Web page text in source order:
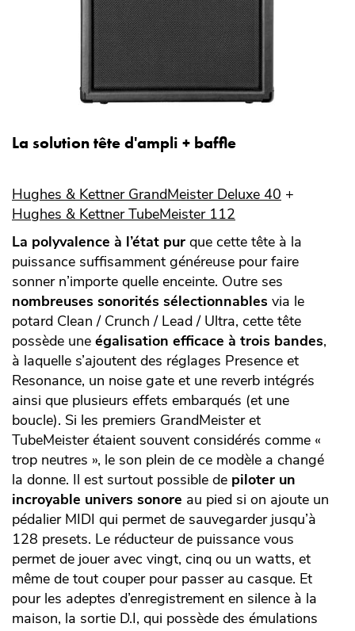
La solution tête d'ampli + baffle
Hughes & Kettner GrandMeister Deluxe 40 +
Hughes & Kettner TubeMeister 112
La polyvalence à l’état pur que cette tête à la
puissance suffisamment généreuse pour faire
sonner n’importe quelle enceinte. Outre ses
nombreuses sonorités sélectionnables via le
potard Clean / Crunch / Lead / Ultra, cette tête
possède une égalisation efficace à trois bandes,
à laquelle s’ajoutent des réglages Presence et
Resonance, un noise gate et une reverb intégrés
ainsi que plusieurs effets embarqués (et une
boucle). Si les premiers GrandMeister et
TubeMeister étaient souvent considérés comme «
trop neutres », le son plein de ce modèle a changé
la donne. Il est surtout possible de piloter un
incroyable univers sonore au pied si on ajoute un
pédalier MIDI qui permet de sauvegarder jusqu’à
128 presets. Le réducteur de puissance vous
permet de jouer avec vingt, cinq ou un watts, et
même de tout couper pour passer au casque. Et
pour les adeptes d’enregistrement en silence à la
maison, la sortie D.I, qui possède des émulations